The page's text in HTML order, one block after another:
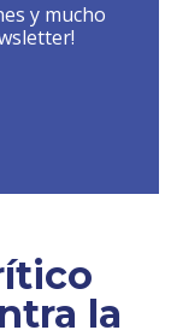
y mucho
la